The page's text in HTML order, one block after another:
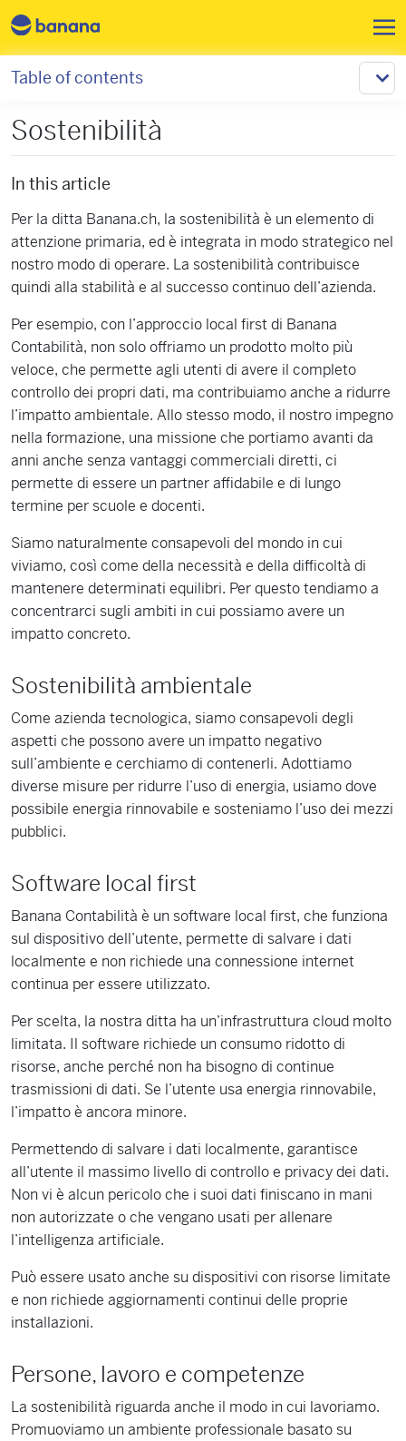
Sostenibilità
In this article
Per la ditta Banana.ch, la sostenibilità è un elemento di
attenzione primaria, ed è integrata in modo strategico nel
nostro modo di operare. La sostenibilità contribuisce
quindi alla stabilità e al successo continuo dell’azienda.
Per esempio, con l’approccio local first di Banana
Contabilità, non solo offriamo un prodotto molto più
veloce, che permette agli utenti di avere il completo
controllo dei propri dati, ma contribuiamo anche a ridurre
l’impatto ambientale. Allo stesso modo, il nostro impegno
nella formazione, una missione che portiamo avanti da
anni anche senza vantaggi commerciali diretti, ci
permette di essere un partner affidabile e di lungo
termine per scuole e docenti.
Siamo naturalmente consapevoli del mondo in cui
viviamo, così come della necessità e della difficoltà di
mantenere determinati equilibri. Per questo tendiamo a
concentrarci sugli ambiti in cui possiamo avere un
impatto concreto.
Sostenibilità ambientale
Come azienda tecnologica, siamo consapevoli degli
aspetti che possono avere un impatto negativo
sull’ambiente e cerchiamo di contenerli. Adottiamo
diverse misure per ridurre l’uso di energia, usiamo dove
possibile energia rinnovabile e sosteniamo l’uso dei mezzi
pubblici.
Software local first
Banana Contabilità è un software local first, che funziona
sul dispositivo dell’utente, permette di salvare i dati
localmente e non richiede una connessione internet
continua per essere utilizzato.
Per scelta, la nostra ditta ha un’infrastruttura cloud molto
limitata. Il software richiede un consumo ridotto di
risorse, anche perché non ha bisogno di continue
trasmissioni di dati. Se l’utente usa energia rinnovabile,
l’impatto è ancora minore.
Permettendo di salvare i dati localmente, garantisce
all’utente il massimo livello di controllo e privacy dei dati.
Non vi è alcun pericolo che i suoi dati finiscano in mani
non autorizzate o che vengano usati per allenare
l’intelligenza artificiale.
Può essere usato anche su dispositivi con risorse limitate
e non richiede aggiornamenti continui delle proprie
installazioni.
Persone, lavoro e competenze
La sostenibilità riguarda anche il modo in cui lavoriamo.
Promuoviamo un ambiente professionale basato su
Table of contents